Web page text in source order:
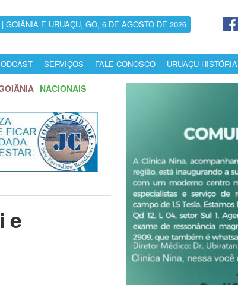
GOIÂNIA E URUAÇU, GO, 6 DE AGOSTO DE 2026
SERVIÇOS FALE CONOSCO URUAÇU-HISTÓRIA
NACIONAIS
e